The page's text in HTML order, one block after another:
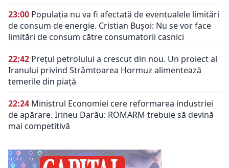
23:00 Populația nu va fi afectată de eventualele limitări
de consum de energie. Cristian Bușoi: Nu se vor face
limitări de consum către consumatorii casnici
22:42 Prețul petrolului a crescut din nou. Un proiect al
Iranului privind Strâmtoarea Hormuz alimentează
temerile din piață
22:24 Ministrul Economiei cere reformarea industriei
de apărare. Irineu Darău: ROMARM trebuie să devină
mai competitivă